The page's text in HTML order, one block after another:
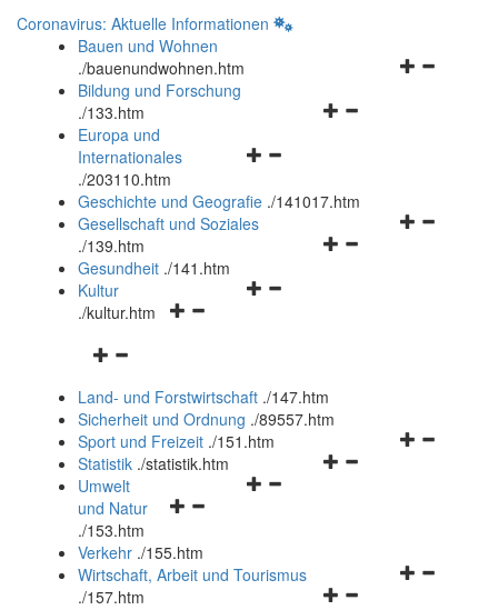
Coronavirus: Aktuelle Informationen
Bauen und Wohnen
./bauenundwohnen.htm
Navigationsmenü
Bildung und Forschung
./133.htm
Navigationsmenü
und
schließen
Europa und
Internationales
./203110.htm
Geschichte und Geografie ./141017.htm
Navigationsmenü
Gesellschaft und Soziales
./139.htm
Navigationsmenü
Gesundheit ./141.htm
Navigationsmenü
Kultur
./kultur.htm
Navigationsmenü
und
schließen
Land- und Forstwirtschaft ./147.htm
Sicherheit und Ordnung ./89557.htm
Navigationsmenü
Sport und Freizeit ./151.htm
Navigationsmenü
Statistik ./statistik.htm
Navigationsmenü
und
schließen
Umwelt
und Natur
./153.htm
Verkehr ./155.htm
Navigationsmenü
Wirtschaft, Arbeit und Tourismus
./157.htm